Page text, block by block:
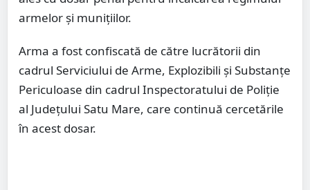
armelor și munițiilor.
Arma a fost confiscată de către lucrătorii din
cadrul Serviciului de Arme, Explozibili și Substanțe
Periculoase din cadrul Inspectoratului de Poliție
al Județului Satu Mare, care continuă cercetările
în acest dosar.